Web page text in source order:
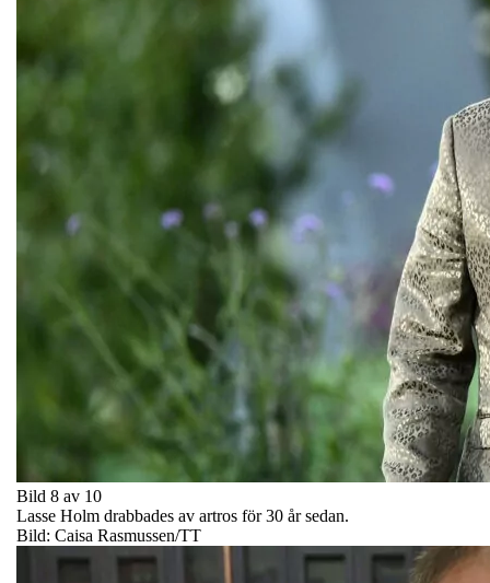
Bild 8 av 10
Lasse Holm drabbades av artros för 30 år sedan.
Bild: Caisa Rasmussen/TT